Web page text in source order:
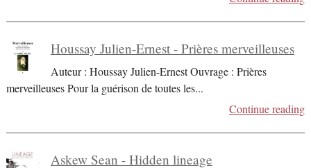
Houssay Julien-Ernest - Prières merveilleuses
Auteur : Houssay Julien-Ernest Ouvrage : Prières
merveilleuses Pour la guérison de toutes les...
Continue reading
Askew Sean - Hidden lineage